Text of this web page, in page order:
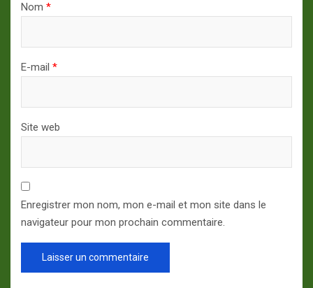
Nom *
E-mail *
Site web
Enregistrer mon nom, mon e-mail et mon site dans le
navigateur pour mon prochain commentaire.